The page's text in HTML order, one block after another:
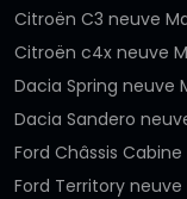
Citroën C3 neuve
Citroën c4x neuve
Dacia Spring neuve
Dacia Sandero
Ford Châssis
Ford Territory neuve